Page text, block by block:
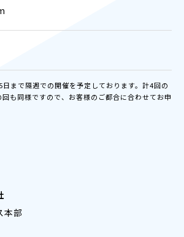
まで隔週での開催を予定しております。計4回の
も同様ですので、お客様のご都合に合わせてお申
本部